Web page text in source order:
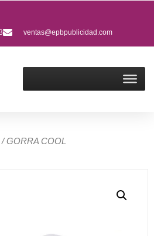
ventas@epbpublicidad.com
/ GORRA COOL